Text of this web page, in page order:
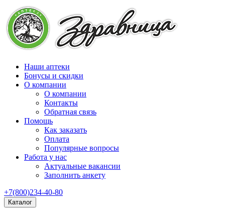
Наши аптеки
Бонусы и скидки
О компании
О компании
Контакты
Обратная связь
Помощь
Как заказать
Оплата
Популярные вопросы
Работа у нас
Актуальные вакансии
Заполнить анкету
+7(800)234-40-80
Каталог